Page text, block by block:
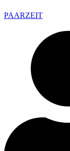
PAARZEIT